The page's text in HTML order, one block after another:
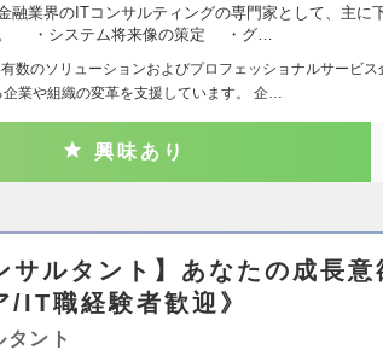
融業界のITコンサルティングの専門家として、主に
。 ・システム将来像の策定 ・グ…
数のソリューションおよびプロフェッショナルサービス
企業や組織の変革を支援しています。 企…
興味あり
サルタント】あなたの成長
/IT職経験者歓迎》
タント